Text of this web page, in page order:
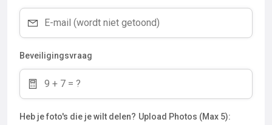
Beveiligingsvraag
Heb je foto's die je wilt delen? Upload Photos (Max 5):